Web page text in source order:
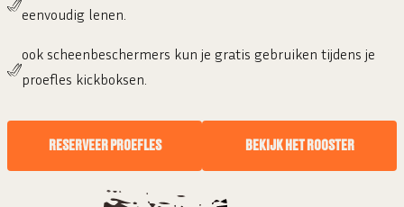
eenvoudig lenen.
ook scheenbeschermers kun je gratis gebruiken tijdens je
proefles kickboksen.
RESERVEER PROEFLES BEKIJK HET ROOSTER